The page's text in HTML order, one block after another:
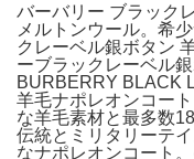
バーバリー ブラック
メルトンウール。希
クレーベル銀ボタン
ーブラックレーベル
BURBERRY BLACK
羊毛ナポレオンコー
な羊毛素材と最多数
伝統とミリタリーテ
なナポレオンコート